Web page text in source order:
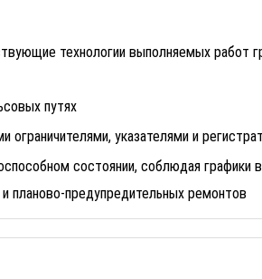
технологии выполняемых работ
путях
указателями и
состоянии, соблюдая графики
планово-предупредительных ремонтов